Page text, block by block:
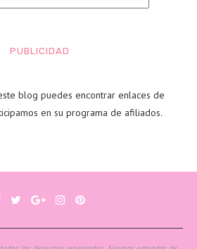
PUBLICIDAD
blog puedes encontrar enlaces de
en su programa de afiliados.